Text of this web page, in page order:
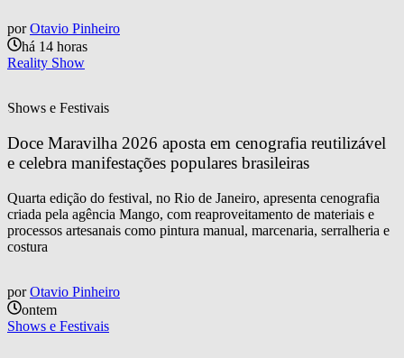
por Otavio Pinheiro
há 14 horas
Reality Show
Shows e Festivais
Doce Maravilha 2026 aposta em cenografia reutilizável
e celebra manifestações populares brasileiras
Quarta edição do festival, no Rio de Janeiro, apresenta cenografia
criada pela agência Mango, com reaproveitamento de materiais e
processos artesanais como pintura manual, marcenaria, serralheria e
costura
por Otavio Pinheiro
ontem
Shows e Festivais